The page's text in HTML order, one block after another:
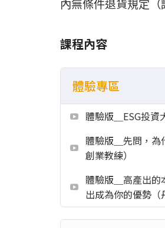
內無條件退貨規定（
課程內容
體驗專區
體驗版＿ESG投資
體驗版＿先問，為
創業教練）
體驗版＿高產出的
出成為你的優勢（